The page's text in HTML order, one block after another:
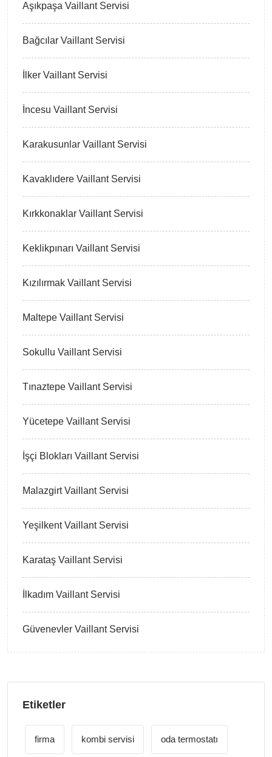
Aşıkpaşa Vaillant Servisi
Bağcılar Vaillant Servisi
İlker Vaillant Servisi
İncesu Vaillant Servisi
Karakusunlar Vaillant Servisi
Kavaklıdere Vaillant Servisi
Kırkkonaklar Vaillant Servisi
Keklikpınarı Vaillant Servisi
Kızılırmak Vaillant Servisi
Maltepe Vaillant Servisi
Sokullu Vaillant Servisi
Tınaztepe Vaillant Servisi
Yücetepe Vaillant Servisi
İşçi Blokları Vaillant Servisi
Malazgirt Vaillant Servisi
Yeşilkent Vaillant Servisi
Karataş Vaillant Servisi
İlkadım Vaillant Servisi
Güvenevler Vaillant Servisi
Etiketler
firma kombi servisi oda termostatı